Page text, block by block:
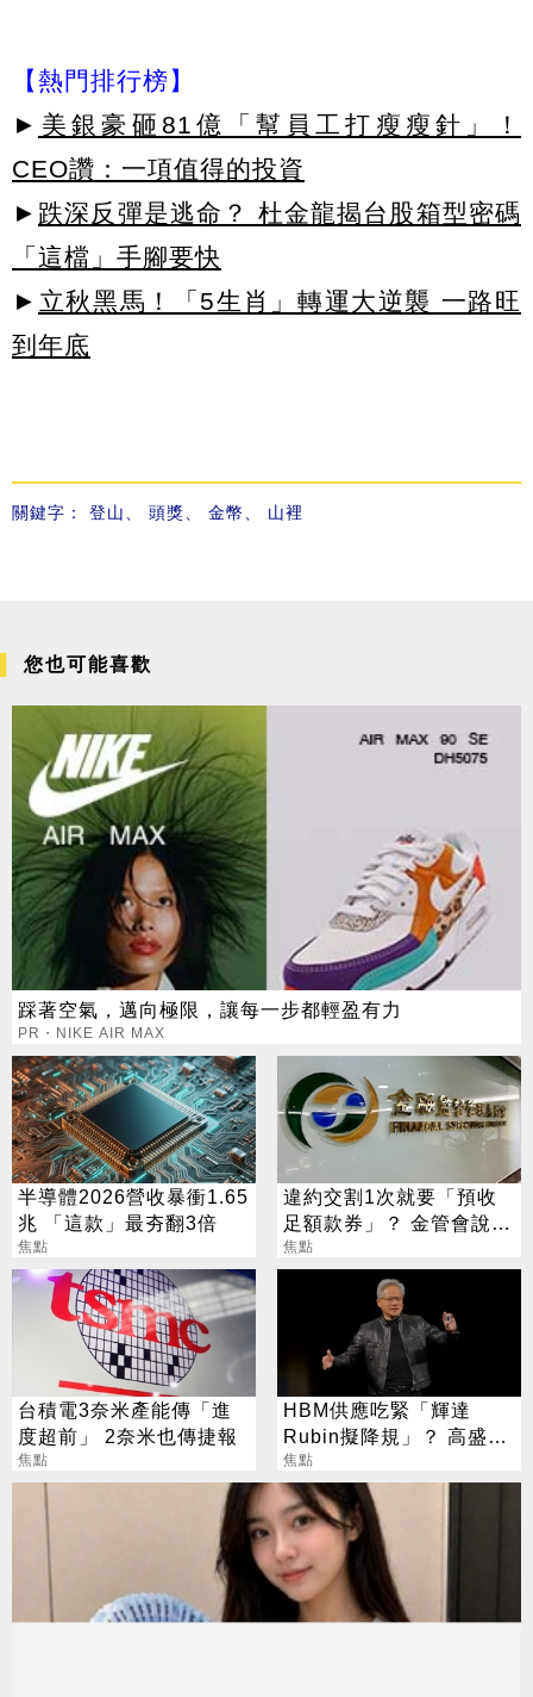
【熱門排行榜】
► 美銀豪砸81億「幫員工打瘦瘦針」！
CEO讚：一項值得的投資
► 跌深反彈是逃命？ 杜金龍揭台股箱型密碼
「這檔」手腳要快
► 立秋黑馬！「5生肖」轉運大逆襲 一路旺
到年底
關鍵字： 登山 頭獎 金幣 山裡
您也可能喜歡
踩著空氣，邁向極限，讓每一步都輕盈有力
PR・NIKE AIR MAX
半導體2026營收暴衝1.65
兆 「這款」最夯翻3倍
焦點
違約交割1次就要「預收
足額款券」？ 金管會說話
了
焦點
台積電3奈米產能傳「進
度超前」 2奈米也傳捷報
焦點
HBM供應吃緊「輝達
Rubin擬降規」？ 高盛反
讚記憶體：牛市才開始
焦點